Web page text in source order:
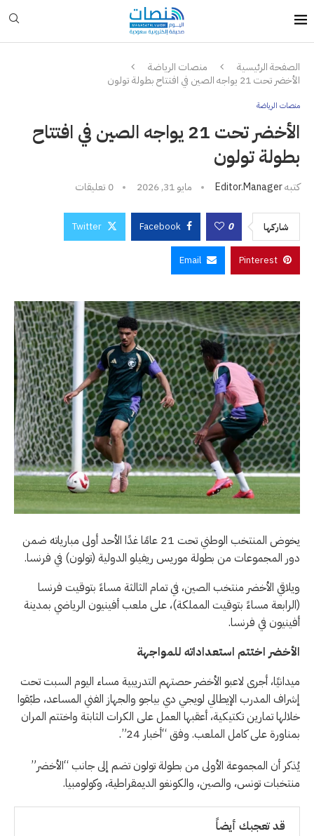
الصفحة الرئيسية
منصات الرياضة
الأخضر تحت 21 يواجه الصين في افتتاح بطولة تولون
منصات الرياضة
الأخضر تحت 21 يواجه الصين في افتتاح
بطولة تولون
كتبهEditor.manager مايو 31, 2026 0 تعليقات
شاركها 0
Facebook
Twitter
Pinterest
Email
يخوض المنتخب الوطني تحت 21 عامًا غدًا الأحد أولى مبارياته ضمن
دور المجموعات من بطولة موريس ريفيلو الدولية (تولون) في فرنسا.
ويلاقي الأخضر منتخب الصين، في تمام الثالثة مساءً بتوقيت فرنسا
(الرابعة مساءً بتوقيت المملكة)، على ملعب أفينيون الرياضي بمدينة
أفينيون في فرنسا.
الأخضر اختتم استعداداته للمواجهة
ميدانيًا، أجرى لاعبو الأخضر حصتهم التدريبية مساء اليوم السبت تحت
إشراف المدرب الإيطالي لويجي دي بياجو والجهاز الفني المساعد، طبّقوا
خلالها تمارين تكتيكية، أعقبها العمل على الكرات الثابتة واختتم المران
بمناورة على كامل الملعب. وفق “أخبار 24”.
يُذكر أن المجموعة الأولى من بطولة تولون تضم إلى جانب “الأخضر”
منتخبات تونس، والصين، والكونغو الديمقراطية، وكولومبيا.
قد تعجبك أيضاً